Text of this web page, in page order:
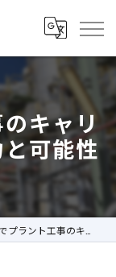
キャリ
可能性
事のキャリアを築く：派遣の魅力と可能性